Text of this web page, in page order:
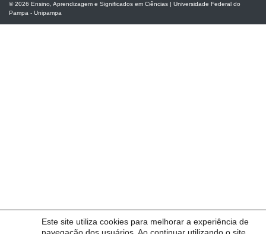
Este site utiliza cookies para melhorar a experiência de
© 2026 Ensino, Aprendizagem e Significados em Ciências | Universidade Federal do
Pampa - Unipampa